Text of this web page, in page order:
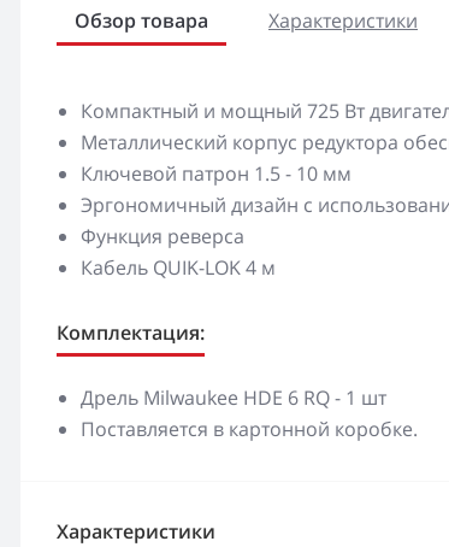
Обзор товара Характеристики
Компактный и мощный 725 Вт
Металлический корпус редуктора
Ключевой патрон 1.5 - 10 мм
Эргономичный дизайн с
Функция реверса
Кабель QUIK-LOK 4 м
Комплектация:
Дрель Milwaukee HDE 6 RQ - 1 шт
Поставляется в картонной коробке.
Характеристики